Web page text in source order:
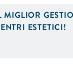
MIGLIOR
ESTETICI!